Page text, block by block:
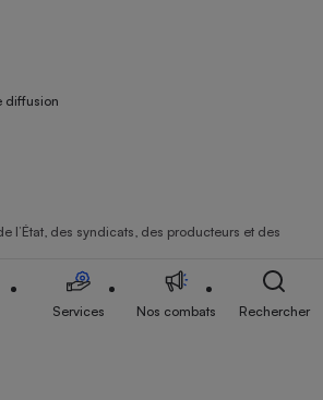
diffusion
l’État, des syndicats, des producteurs et des
Services Nos combats Rechercher